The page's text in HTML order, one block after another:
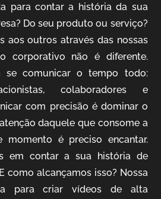
IQVIA
de Eventos
para contar a história da sua
Do seu produto ou serviço?
aos outros através das nossas
corporativo não é diferente.
se comunicar o tempo todo:
colaboradores e
com precisão é dominar o
daquele que consome a
momento é preciso encantar.
em contar a sua história de
como alcançamos isso? Nossa
para criar vídeos de alta